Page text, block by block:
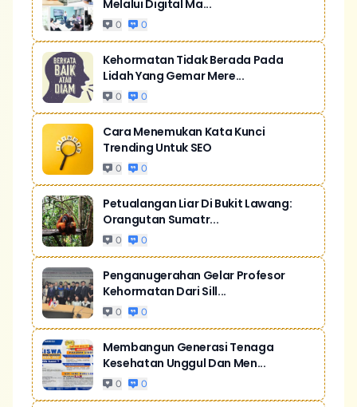
Melalui Digital Ma...
0 0
Kehormatan Tidak Berada Pada
Lidah Yang Gemar Mere...
0 0
Cara Menemukan Kata Kunci
Trending Untuk SEO
0 0
Petualangan Liar Di Bukit Lawang:
Orangutan Sumatr...
0 0
Penganugerahan Gelar Profesor
Kehormatan Dari Sill...
0 0
Membangun Generasi Tenaga
Kesehatan Unggul Dan Men...
0 0